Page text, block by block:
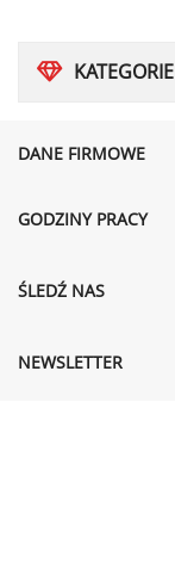
KATEGORIE
DANE FIRMOWE
GODZINY PRACY
ŚLEDŹ NAS
NEWSLETTER